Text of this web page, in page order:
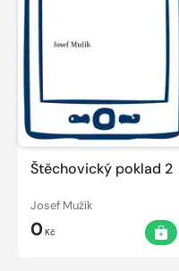
Štěchovický poklad 2
Josef Mužík
0Kč